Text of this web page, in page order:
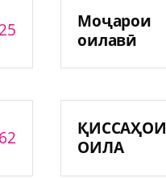
Моҷарои
оилавӣ
ҚИССАҲОИ
ОИЛА